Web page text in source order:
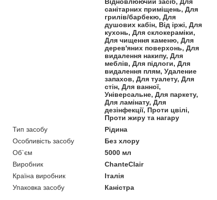
санітарних приміщень, Для
грилів/барбекю, Для
душових кабін, Від іржі, Для
кухонь, Для склокераміки,
Для чищення каменю, Для
дерев'яних поверхонь, Для
видалення накипу, Для
меблів, Для підлоги, Для
видалення плям, Удаление
запахов, Для туалету, Для
стін, Для ванної,
Універсальне, Для паркету,
Для ламінату, Для
дезінфекції, Проти цвілі,
Проти жиру та нагару
Тип засобу
Рідина
Особливість засобу
Без хлору
Об`єм
5000 мл
Виробник
ChanteClair
Країна виробник
Італія
Упаковка засобу
Каністра